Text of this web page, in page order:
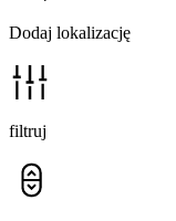
Dodaj lokalizację
filtruj